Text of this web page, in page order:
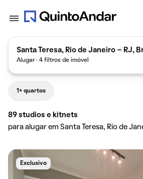
Santa Teresa, Rio de Janeiro - RJ,
Alugar · 4 filtros de imóvel
1+ quartos
89 studios e kitnets
para alugar em Santa Teresa, Rio de
Exclusivo